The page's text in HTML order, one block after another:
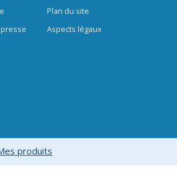
Plan du site
Aspects légaux
produits